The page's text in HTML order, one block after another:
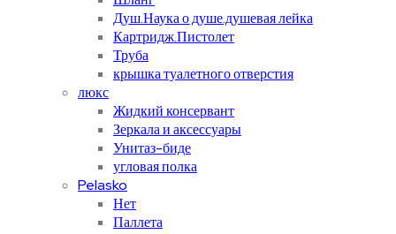
Душ.Наука о душе.душевая лейка
Картридж.Пистолет
Труба
крышка туалетного отверстия
люкс
Жидкий консервант
Зеркала и аксессуары
Унитаз-биде
угловая полка
Pelasko
Нет
Паллета